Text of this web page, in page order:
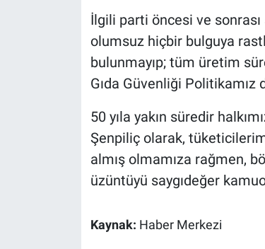
İlgili parti öncesi ve
olumsuz hiçbir bulguya
bulunmayıp; tüm üretim
Gıda Güvenliği
50 yıla yakın süredir
Şenpiliç olarak,
almış olmamıza rağmen,
üzüntüyü saygıdeğer
Kaynak: Haber Merkezi
Teknoloji
Türkiye'nin Geleceği
Yerel Gündem
Yerel Yaşam